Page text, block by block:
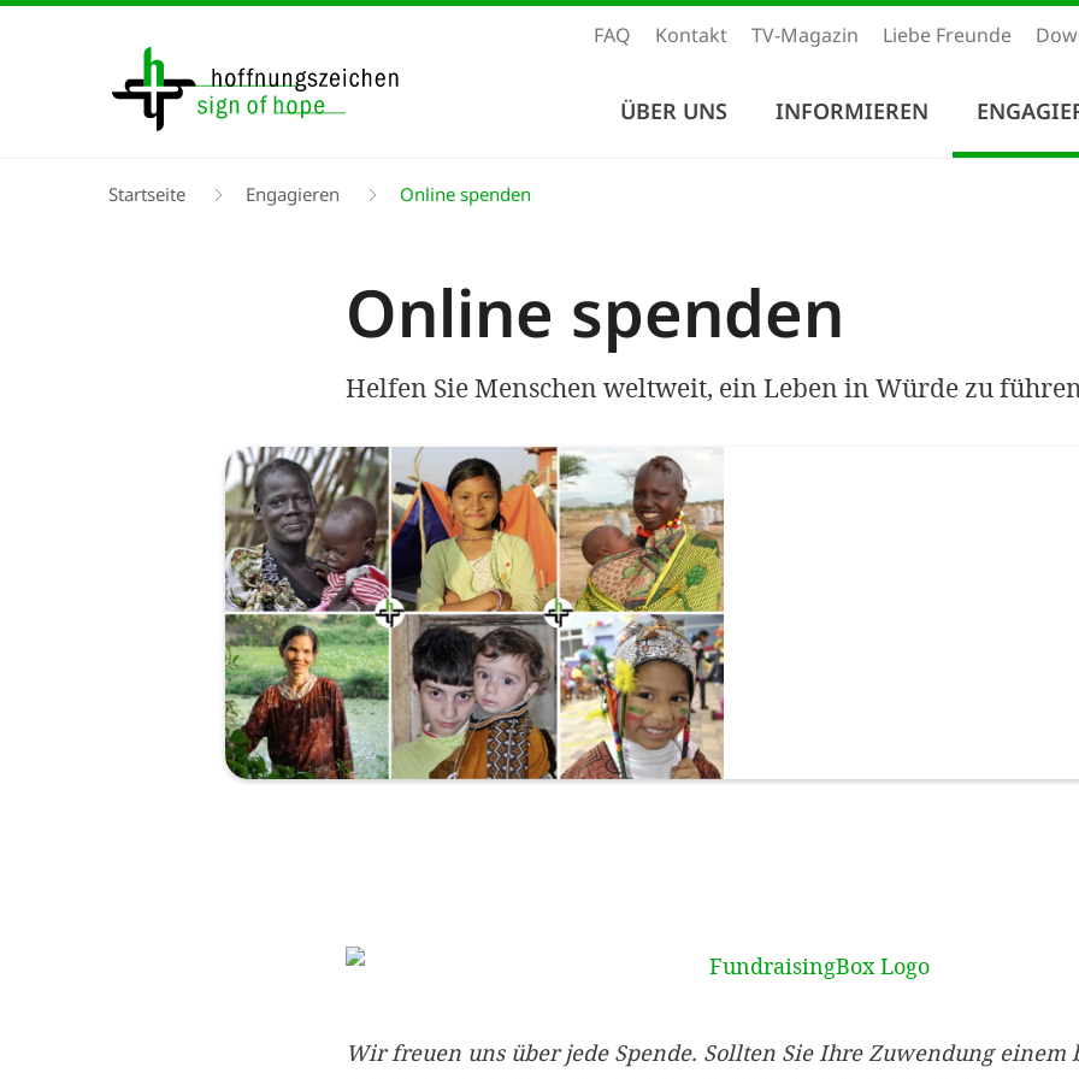
FAQ Kontakt TV-Magazin Liebe Freunde
ÜBER UNS INFORMIEREN
Pfadnavigation
Startseite Engagieren Online spenden
Online spenden
Helfen Sie Menschen weltweit, ein Leben in Würde zu
Wir freuen uns über jede Spende. Sollten Sie Ihre Zuwendung einem